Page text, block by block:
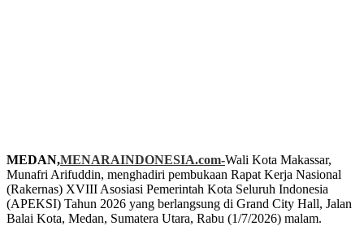
MEDAN,MENARAINDONESIA.com-Wali Kota Makassar,
Munafri Arifuddin, menghadiri pembukaan Rapat Kerja Nasional
(Rakernas) XVIII Asosiasi Pemerintah Kota Seluruh Indonesia
(APEKSI) Tahun 2026 yang berlangsung di Grand City Hall, Jalan
Balai Kota, Medan, Sumatera Utara, Rabu (1/7/2026) malam.